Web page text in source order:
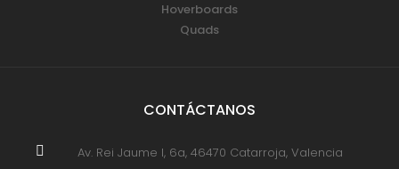
Hoverboards
Quads
CONTÁCTANOS
 Av. Rei Jaume I, 6a, 46470 Catarroja, Valencia